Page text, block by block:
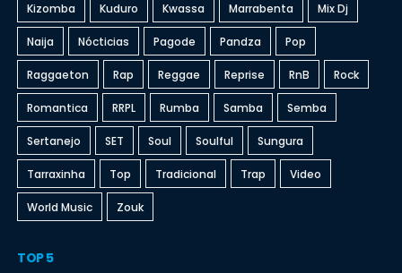
Kizomba Kuduro Kwassa Marrabenta Mix Dj
Naija Nócticias Pagode Pandza Pop
Raggaeton Rap Reggae Reprise RnB Rock
Romantica RRPL Rumba Samba Semba
Sertanejo SET Soul Soulful Sungura
Tarraxinha Top Tradicional Trap Video
World Music Zouk
TOP 5